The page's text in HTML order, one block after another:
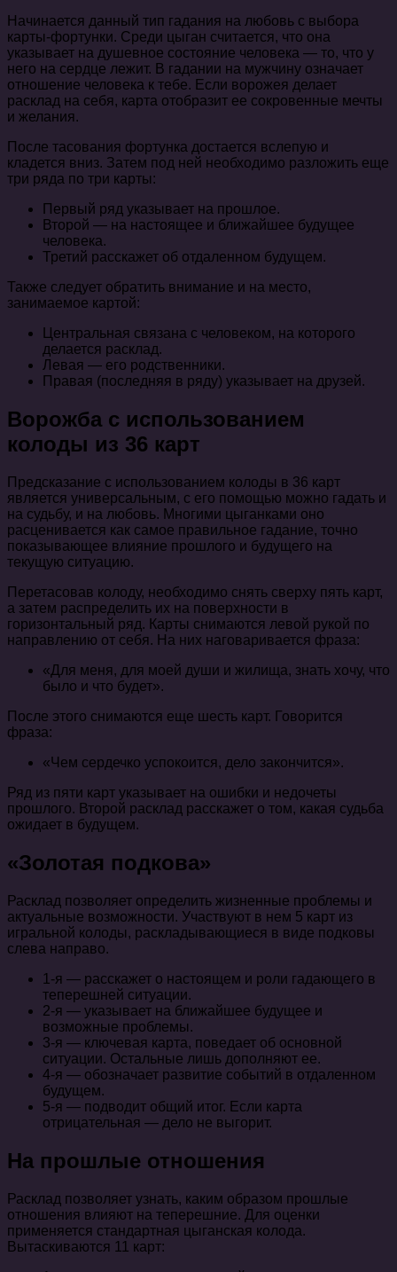
Начинается данный тип гадания на любовь с выбора
карты-фортунки. Среди цыган считается, что она
указывает на душевное состояние человека — то, что у
него на сердце лежит. В гадании на мужчину означает
отношение человека к тебе. Если ворожея делает
расклад на себя, карта отобразит ее сокровенные мечты
и желания.
После тасования фортунка достается вслепую и
кладется вниз. Затем под ней необходимо разложить еще
три ряда по три карты:
Первый ряд указывает на прошлое.
Второй — на настоящее и ближайшее будущее
человека.
Третий расскажет об отдаленном будущем.
Также следует обратить внимание и на место,
занимаемое картой:
Центральная связана с человеком, на которого
делается расклад.
Левая — его родственники.
Правая (последняя в ряду) указывает на друзей.
Ворожба с использованием
колоды из 36 карт
Предсказание с использованием колоды в 36 карт
является универсальным, с его помощью можно гадать и
на судьбу, и на любовь. Многими цыганками оно
расценивается как самое правильное гадание, точно
показывающее влияние прошлого и будущего на
текущую ситуацию.
Перетасовав колоду, необходимо снять сверху пять карт,
а затем распределить их на поверхности в
горизонтальный ряд. Карты снимаются левой рукой по
направлению от себя. На них наговаривается фраза:
«Для меня, для моей души и жилища, знать хочу, что
было и что будет».
После этого снимаются еще шесть карт. Говорится
фраза:
«Чем сердечко успокоится, дело закончится».
Ряд из пяти карт указывает на ошибки и недочеты
прошлого. Второй расклад расскажет о том, какая судьба
ожидает в будущем.
«Золотая подкова»
Расклад позволяет определить жизненные проблемы и
актуальные возможности. Участвуют в нем 5 карт из
игральной колоды, раскладывающиеся в виде подковы
слева направо.
1-я — расскажет о настоящем и роли гадающего в
теперешней ситуации.
2-я — указывает на ближайшее будущее и
возможные проблемы.
3-я — ключевая карта, поведает об основной
ситуации. Остальные лишь дополняют ее.
4-я — обозначает развитие событий в отдаленном
будущем.
5-я — подводит общий итог. Если карта
отрицательная — дело не выгорит.
На прошлые отношения
Расклад позволяет узнать, каким образом прошлые
отношения влияют на теперешние. Для оценки
применяется стандартная цыганская колода.
Вытаскиваются 11 карт: